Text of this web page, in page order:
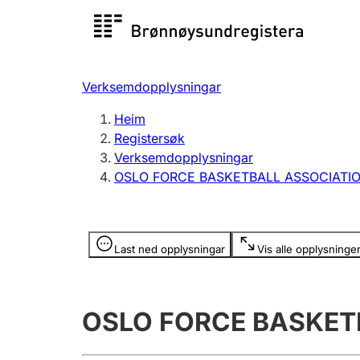
Registersøk
Registrere, endre, slette
Verksemdopplysningar
Heim
Registersøk
Verksemdopplysningar
OSLO FORCE BASKETBALL
Last ned opplysningar Vis alle opplysninger
Opplysninger er skjult
OSLO FORCE